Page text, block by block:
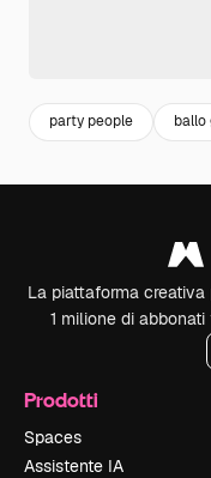
party people ballo
La piattaforma
1 milione di
Prodotti
Spaces
Assistente IA